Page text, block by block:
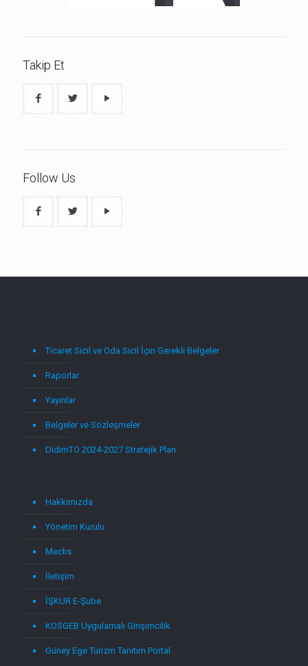
Takip Et
Follow Us
Ticaret Sicil ve Oda Sicil İçin Gerekli Belgeler
Raporlar
Yayınlar
Belgeler ve Sözleşmeler
DidimTO 2024-2027 Stratejik Plan
Hakkımızda
Yönetim Kurulu
Meclis
İletişim
İŞKUR E-Şube
KOSGEB Uygulamalı Girişimcilik
Güney Ege Turizm Tanıtım Portal